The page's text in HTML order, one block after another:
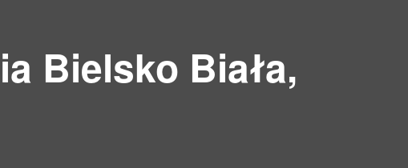
Bielsko Biała,